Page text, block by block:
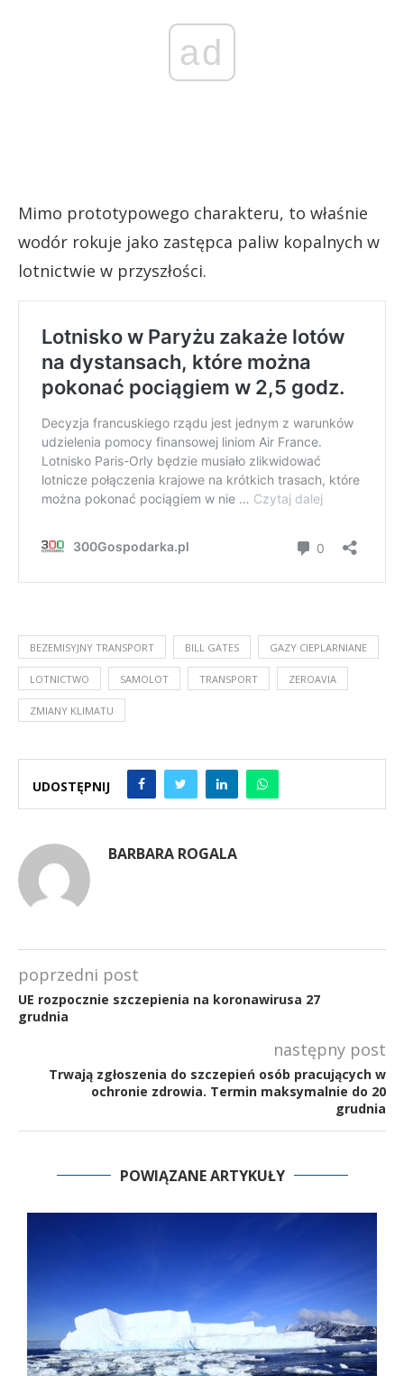
ad
Mimo prototypowego charakteru, to właśnie
wodór rokuje jako zastępca paliw kopalnych w
lotnictwie w przyszłości.
BEZEMISYJNY TRANSPORT BILL GATES GAZY CIEPLARNIANE
LOTNICTWO SAMOLOT TRANSPORT ZEROAVIA
ZMIANY KLIMATU
UDOSTĘPNIJ
BARBARA ROGALA
poprzedni post
UE rozpocznie szczepienia na koronawirusa 27
grudnia
następny post
Trwają zgłoszenia do szczepień osób pracujących w
ochronie zdrowia. Termin maksymalnie do 20
grudnia
POWIĄZANE ARTYKUŁY